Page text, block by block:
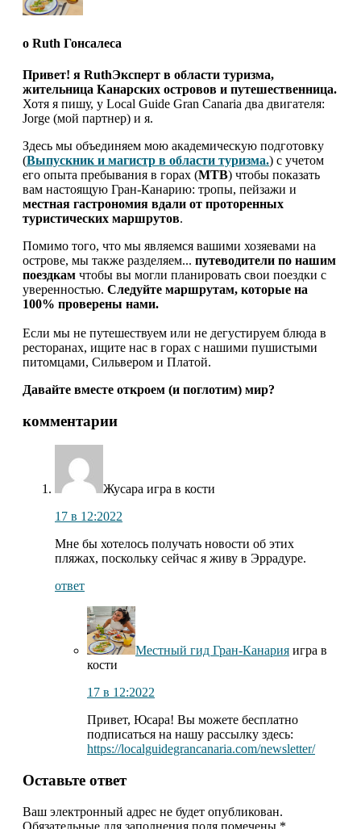
о Ruth Гонсалеса
Привет! я RuthЭксперт в области туризма,
жительница Канарских островов и путешественница.
Хотя я пишу, у Local Guide Gran Canaria два двигателя:
Jorge (мой партнер) и я.
Здесь мы объединяем мою академическую подготовку
(Выпускник и магистр в области туризма.) с учетом
его опыта пребывания в горах (MTB) чтобы показать
вам настоящую Гран-Канарию: тропы, пейзажи и
местная гастрономия вдали от проторенных
туристических маршрутов.
Помимо того, что мы являемся вашими хозяевами на
острове, мы также разделяем... путеводители по нашим
поездкам чтобы вы могли планировать свои поездки с
уверенностью. Следуйте маршрутам, которые на
100% проверены нами.
Если мы не путешествуем или не дегустируем блюда в
ресторанах, ищите нас в горах с нашими пушистыми
питомцами, Сильвером и Платой.
Давайте вместе откроем (и поглотим) мир?
взаимодействие
читателями
комментарии
Жусара игра в кости
17 в 12:2022
Мне бы хотелось получать новости об этих
пляжах, поскольку сейчас я живу в Эррадуре.
ответ
Местный гид Гран-Канария игра в
кости
17 в 12:2022
Привет, Юсара! Вы можете бесплатно
подписаться на нашу рассылку здесь:
https://localguidegrancanaria.com/newsletter/
Оставьте ответ
Ваш электронный адрес не будет опубликован.
Обязательные для заполнения поля помечены *